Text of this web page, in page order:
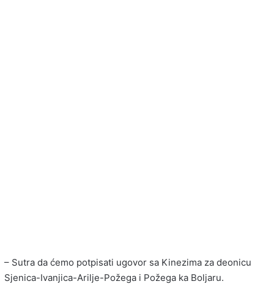
– Sutra da ćemo potpisati ugovor sa Kinezima za deonicu
Sjenica-Ivanjica-Arilje-Požega i Požega ka Boljaru.